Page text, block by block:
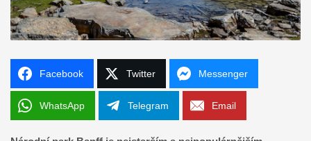
Facebook Twitter Messenger
WhatsApp Telegram Email